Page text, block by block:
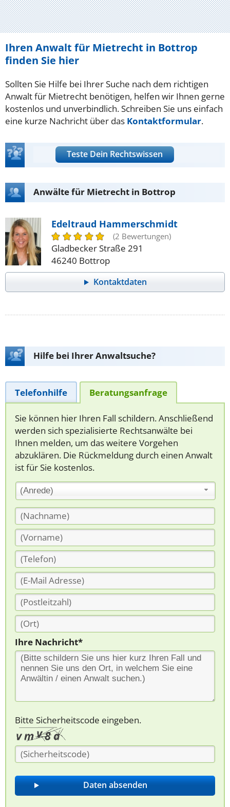
Ihren Anwalt für Mietrecht in Bottrop
finden Sie hier
Sollten Sie Hilfe bei Ihrer Suche nach dem richtigen
Anwalt für Mietrecht benötigen, helfen wir Ihnen gerne
kostenlos und unverbindlich. Schreiben Sie uns einfach
eine kurze Nachricht über das Kontaktformular.
Teste Dein Rechtswissen
Anwälte für Mietrecht in Bottrop
Edeltraud Hammerschmidt
(2 Bewertungen)
Gladbecker Straße 291
46240 Bottrop
Kontaktdaten
Hilfe bei Ihrer Anwaltsuche?
Telefonhilfe Beratungsanfrage
Sie können hier Ihren Fall schildern. Anschließend
werden sich spezialisierte Rechtsanwälte bei
Ihnen melden, um das weitere Vorgehen
abzuklären. Die Rückmeldung durch einen Anwalt
ist für Sie kostenlos.
(Anrede)
Ihre Nachricht*
Bitte Sicherheitscode eingeben.